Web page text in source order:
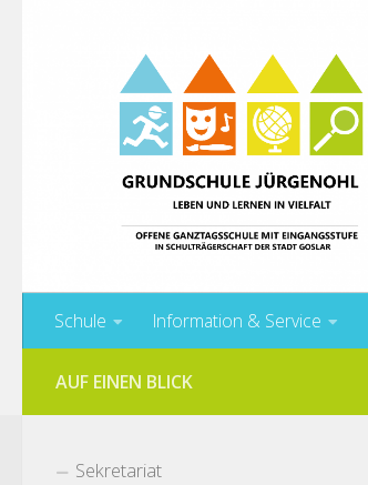
Schule Information & Service
AUF EINEN BLICK
Sekretariat